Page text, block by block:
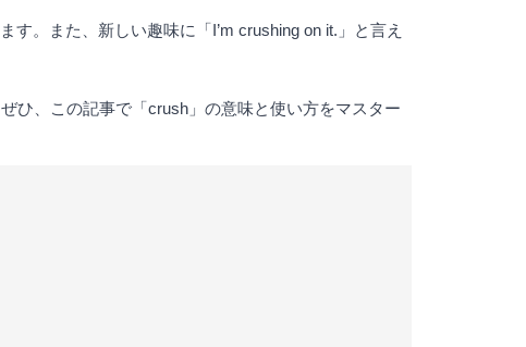
。また、新しい趣味に「I’m crushing on it.」と言え
ひ、この記事で「crush」の意味と使い方をマスター